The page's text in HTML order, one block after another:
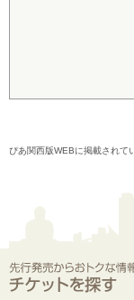
ぴあ関西版WEBに掲載されて